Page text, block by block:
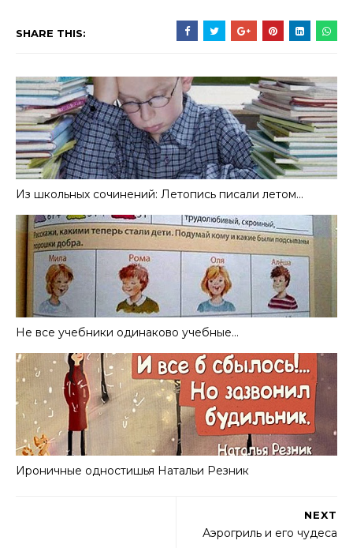
SHARE THIS:
Из школьных сочинений: Летопись писали летом…
Не все учебники одинаково учебные…
Ироничные одностишья Haтальи Резник
NEXT
Аэрогриль и его чудеса